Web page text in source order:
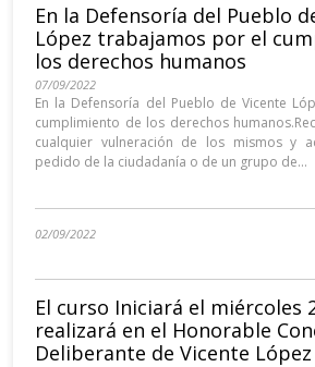
En la Defensoría del Pueblo
López trabajamos por el
los derechos humanos
07/09/2022
En la Defensoría del Pueblo de Vicente
cumplimiento de los derechos
cualquier vulneración de los mismos y
pedido de la ciudadanía o de un grupo de...
02/09/2022
El curso Iniciará el miércoles
realizará en el Honorable
Deliberante de Vicente López